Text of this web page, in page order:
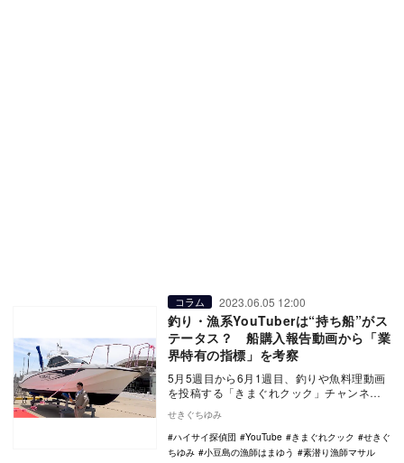
コラム 2023.06.05 12:00
釣り・漁系YouTuberは“持ち船”がス
テータス？ 船購入報告動画から「業
界特有の指標」を考察
5月5週目から6月1週目、釣りや魚料理動画
を投稿する「きまぐれクック」チャンネル
YouTubeの…
せきぐちゆみ
ハイサイ探偵団
YouTube きまぐれクック
せきぐ
ちゆみ
小豆島の漁師はまゆう 素潜り漁師マサル